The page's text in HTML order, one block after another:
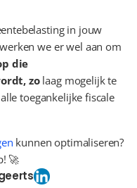
in jouw
we er wel aan om
die
zo laag mogelijk te
toegankelijke fiscale
kunnen optimaliseren?
🚀